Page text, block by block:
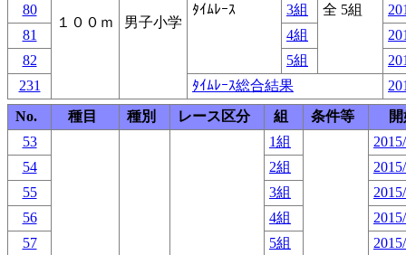
１００ｍ 男子小学
ﾀｲﾑﾚｰｽ 全 5組
80
3組
81
4組
82
5組
231
ﾀｲﾑﾚｰｽ総合結果
No.
種目 種別 レース区分 組 条件等
53
1組
54
2組
55
3組
56
4組
57
5組